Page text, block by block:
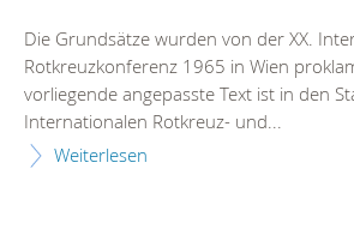
Die Grundsätze wurden von der XX.
Rotkreuzkonferenz 1965 in Wien
vorliegende angepasste Text ist in den
Internationalen Rotkreuz- und...
Weiterlesen